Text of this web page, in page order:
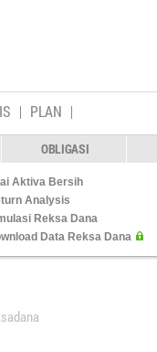
PLAN
OBLIGASI
Aktiva Bersih
Analysis
Reksa Dana
Data Reksa Dana